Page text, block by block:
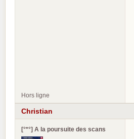
Hors ligne
Christian
[°*°] A la poursuite des scans